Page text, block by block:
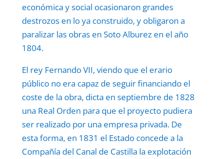
económica y social ocasionaron grandes
destrozos en lo ya construido, y obligaron a
paralizar las obras en Soto Alburez en el año
1804.
El rey Fernando VII, viendo que el erario
público no era capaz de seguir financiando el
coste de la obra, dicta en septiembre de 1828
una Real Orden para que el proyecto pudiera
ser realizado por una empresa privada. De
esta forma, en 1831 el Estado concede a la
Compañía del Canal de Castilla la explotación